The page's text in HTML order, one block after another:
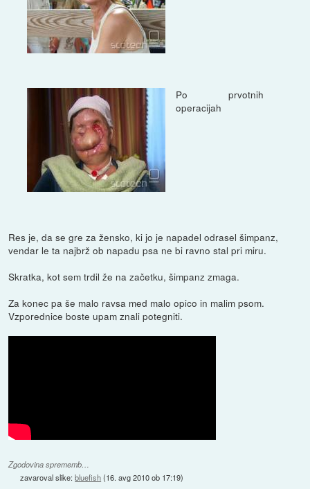
Po prvotnih
operacijah
Res je, da se gre za žensko, ki jo je napadel odrasel šimpanz,
vendar le ta najbrž ob napadu psa ne bi ravno stal pri miru.
Skratka, kot sem trdil že na začetku, šimpanz zmaga.
Za konec pa še malo ravsa med malo opico in malim psom.
Vzporednice boste upam znali potegniti.
Zgodovina sprememb…
zavaroval slike:bluefish(16. avg 2010 ob 17:19)